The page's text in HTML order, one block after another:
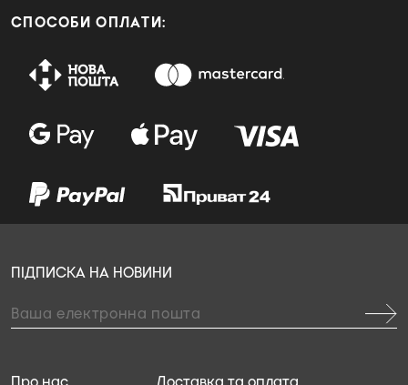
СПОСОБИ ОПЛАТИ:
ПІДПИСКА НА НОВИНИ